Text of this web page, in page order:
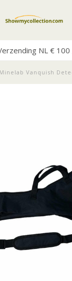
NL €
Minelab Vanquish